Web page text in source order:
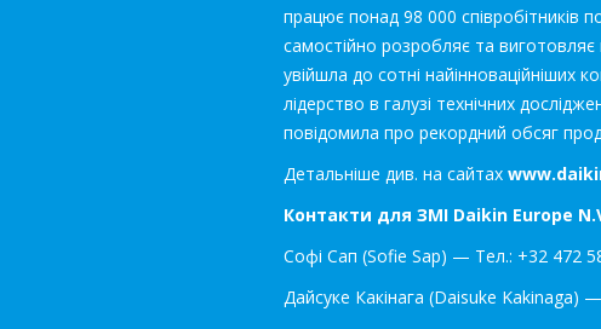
працює понад 98 000 співробітників
самостійно розробляє та
увійшла до сотні найінноваційніших
лідерство в галузі технічних
повідомила про рекордний обсяг
Детальніше див. на сайтах
Контакти для ЗМІ Daikin Europe
Софі Сап (Sofie Sap) — Тел.: +32 472
Дайсуке Какінага (Daisuke